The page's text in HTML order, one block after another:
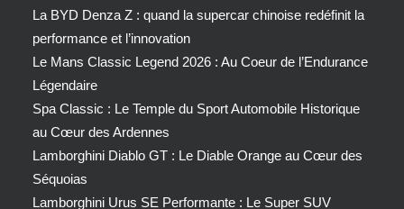
La BYD Denza Z : quand la supercar chinoise redéfinit la
performance et l’innovation
Le Mans Classic Legend 2026 : Au Coeur de l’Endurance
Légendaire
Spa Classic : Le Temple du Sport Automobile Historique
au Cœur des Ardennes
Lamborghini Diablo GT : Le Diable Orange au Cœur des
Séquoias
Lamborghini Urus SE Performante : Le Super SUV